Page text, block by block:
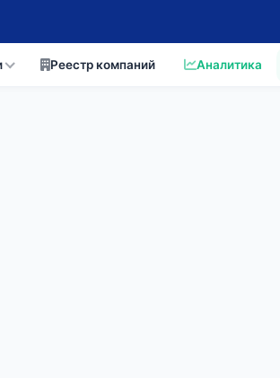
Реестр компаний Аналитика